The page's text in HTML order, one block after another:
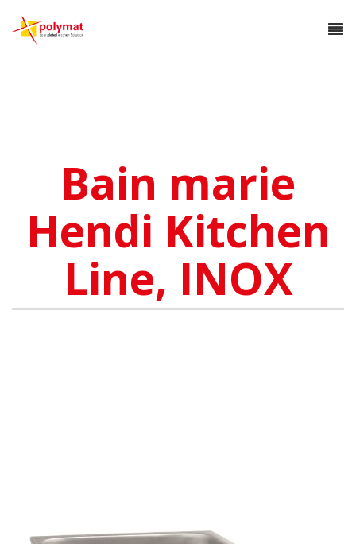
Bain marie
Hendi Kitchen
Line, INOX